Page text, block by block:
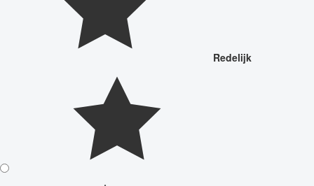
Redelijk